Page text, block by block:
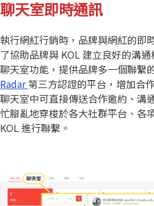
聊天室即時通訊
執行網紅行銷時，品牌與網紅的即
了協助品牌與 KOL 建立良好的溝
聊天室功能，提供品牌多一個聯繫
Radar第三方認證的平台，增加合
聊天室中可直接傳送合作邀約、溝
忙腳亂地穿梭於各大社群平台、各
KOL 進行聯繫。